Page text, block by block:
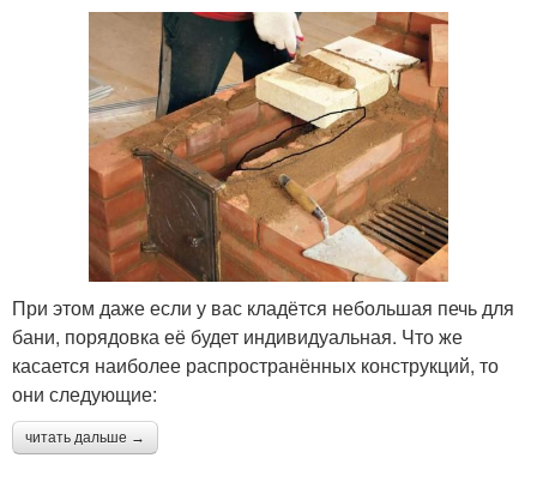
При этом даже если у вас кладётся небольшая печь для
бани, порядовка её будет индивидуальная. Что же
касается наиболее распространённых конструкций, то
они следующие:
читать дальше →